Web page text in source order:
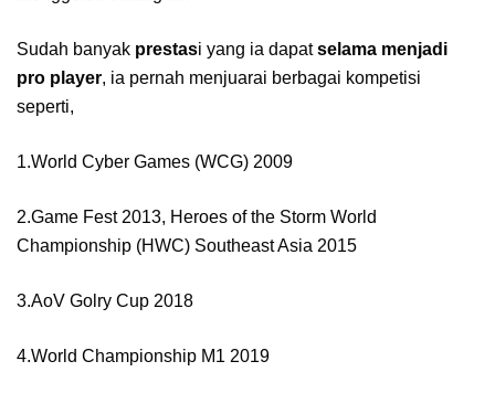
Sudah banyak prestasi yang ia dapatselama menjadi
pro player, ia pernah menjuarai berbagai kompetisi
seperti,
1.World Cyber Games (WCG) 2009
2.Game Fest 2013, Heroes of the Storm World
Championship (HWC) Southeast Asia 2015
3.AoV Golry Cup 2018
4.World Championship M1 2019